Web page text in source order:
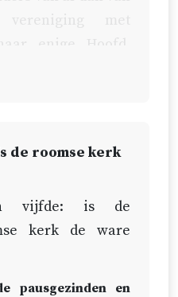
en levend
§ 8, 11, 12 en
hoofd van de
niet door Christus
de roomse kerk
vijfde: is de
kerk de ware
pausgezinden en